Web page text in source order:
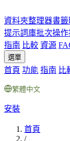
資料夾整理器書籤
提示詞庫批次操作
指南 比較 資源
選單
首頁 功能 指南 比
繁體中文
安裝
首頁
/